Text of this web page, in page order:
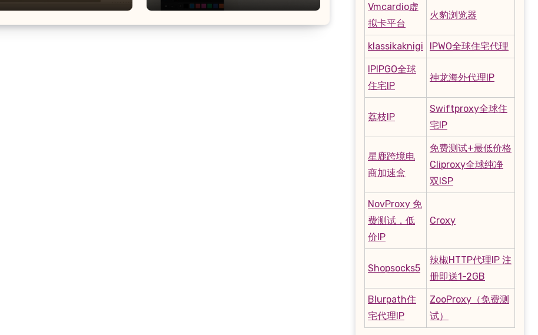
Vmcardio虚
拟卡平台
火豹浏览器
klassikaknigi IPWO全球住宅代理
IPIPGO全球
住宅IP
神龙海外代理IP
荔枝IP
Swiftproxy全球住
宅IP
星鹿跨境电
商加速盒
免费测试+最低价格
Cliproxy全球纯净
双ISP
NovProxy 免
费测试，低
价IP
Croxy
Shopsocks5
辣椒HTTP代理IP 注
册即送1-2GB
Blurpath住
宅代理IP
ZooProxy（免费测
试）